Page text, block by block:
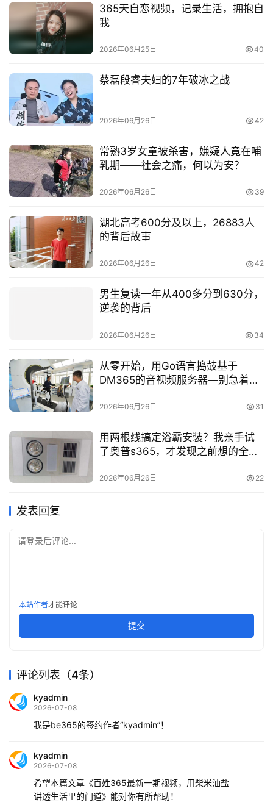
365天自恋视频，记录生活，拥抱自
我
2026年06月25日 40
蔡磊段睿夫妇的7年破冰之战
2026年06月26日 42
常熟3岁女童被杀害，嫌疑人竟在哺
乳期——社会之痛，何以为安？
2026年06月26日 39
湖北高考600分及以上，26883人
的背后故事
2026年06月26日 42
男生复读一年从400多分到630分，
逆袭的背后
2026年06月26日 34
从零开始，用Go语言捣鼓基于
DM365的音视频服务器—别急着下
2026年06月26日 31
用两根线搞定浴霸安装？我亲手试
了奥普s365，才发现之前想的全错
2026年06月26日 22
发表回复
请登录后评论...
本站作者才能评论
提交
评论列表（4条）
kyadmin
2026-07-08
我是be365的签约作者“kyadmin”！
kyadmin
2026-07-08
希望本篇文章《百姓365最新一期视频，用柴米油盐
讲透生活里的门道》能对你有所帮助！